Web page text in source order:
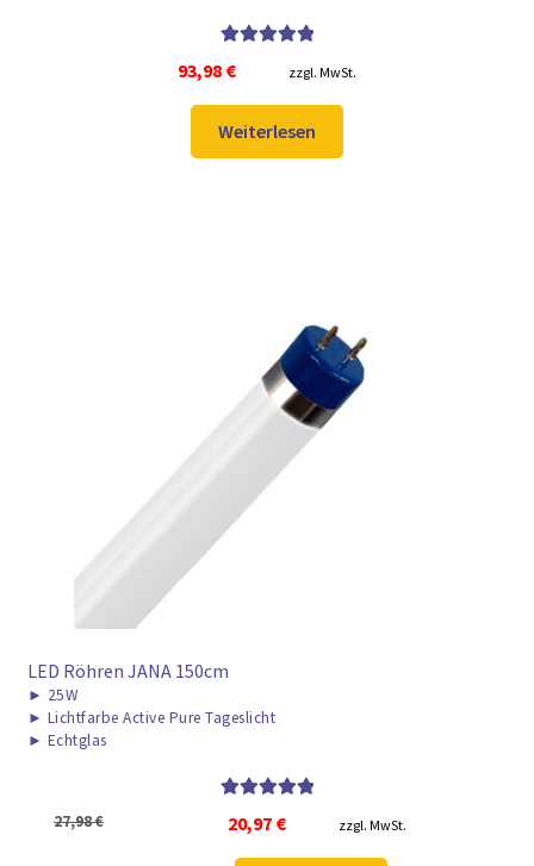
93,98 € zzgl. MwSt.
Weiterlesen
LED Röhren JANA 150cm
► 25W
► Lichtfarbe Active Pure Tageslicht
► Echtglas
5.00
27,98€
Ursprünglicher
Preis
20,97 €
Aktueller
Preis
zzgl. MwSt.